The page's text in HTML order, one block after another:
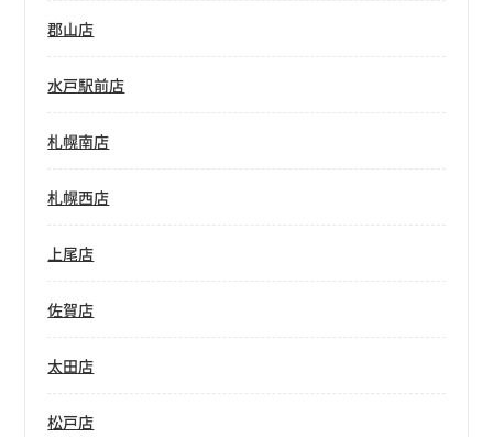
郡山店
水戸駅前店
札幌南店
札幌西店
上尾店
佐賀店
太田店
松戸店